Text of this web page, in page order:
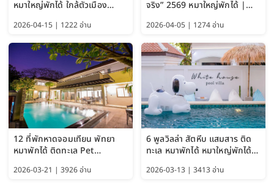
หมาใหญ่พักได้ ใกล้ตัวเมือง
2026-04-15 | 1222 อ่าน
จริง” 2569 หมาใหญ่พักได้ |
Bangkok อัปเดตล่าสุด
2026-04-05 | 1274 อ่าน
12 ที่พักหาดจอมเทียน พัทยา
หมาพักได้ ติดทะเล Pet
พักได้ อัปเดต 2569
2026-03-21 | 3926 อ่าน
6 พูลวิลล่า สัตหีบ แสมสาร ติด
ทะเล หมาพักได้ หมาใหญ่พักได้
2026-03-13 | 3413 อ่าน